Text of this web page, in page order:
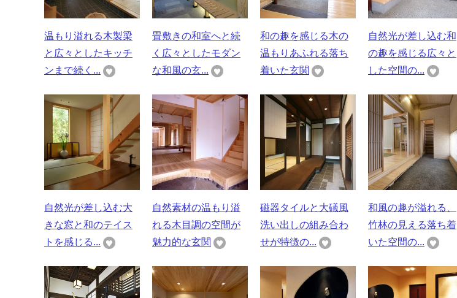
温もり溢れる木製梁
と広々としたキッチ
ンまで続く...
畳敷きの和室へと続
く広々としたモダン
な和風の玄...
和の趣を感じる木の
温もりあふれる落ち
着いた玄関
自然光が差し込む和
の趣を感じる広々と
した空間の...
自然光が差し込む大
きな窓と和のテイス
トを感じる...
自然素材の温もり溢
れる木目調の空間が
魅力的な玄関
磁器タイルと大礒風
洗い出しの組み合わ
せが特徴の...
和風の趣が溢れる、
竹林の見える落ち着
いた空間の...